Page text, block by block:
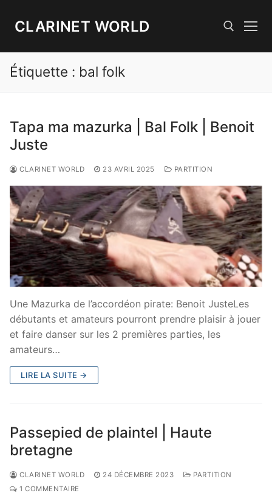
CLARINET WORLD
Rechercher :
Étiquette : bal folk
Tapa ma mazurka | Bal Folk | Benoit
Juste
CLARINET WORLD 23 AVRIL 2025 PARTITION
Une Mazurka de l’accordéon pirate: Benoit JusteLes
débutants et amateurs pourront prendre plaisir à jouer
et faire danser sur les 2 premières parties, les
amateurs…
LIRE LA SUITE →
Passepied de plaintel | Haute
bretagne
CLARINET WORLD 24 DÉCEMBRE 2023
PARTITION
1 COMMENTAIRE